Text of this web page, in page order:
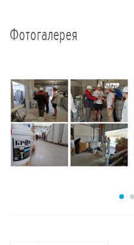
Фотогалерея